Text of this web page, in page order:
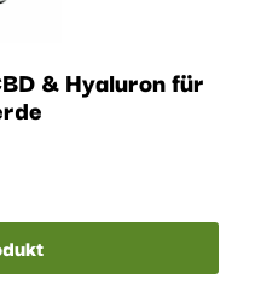
& Hyaluron für